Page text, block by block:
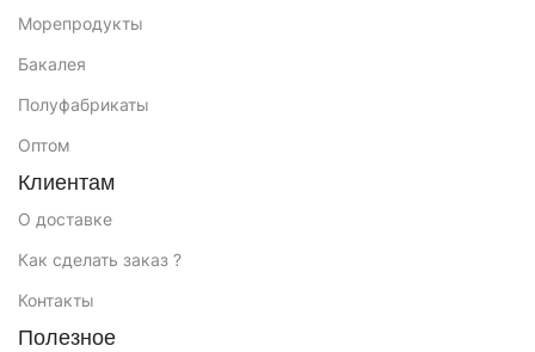
Морепродукты
Бакалея
Полуфабрикаты
Оптом
Клиентам
О доставке
Как сделать заказ ?
Контакты
Полезное